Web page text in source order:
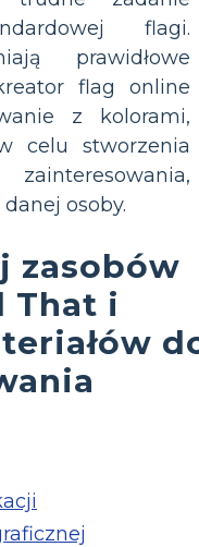
flagi.
prawidłowe
flag online
z kolorami,
celu stworzenia
osoby.
zasobów
That i